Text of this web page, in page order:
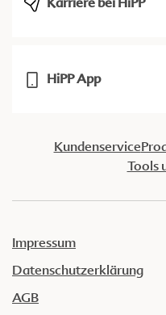
HiPP App
Kundenservice
Tools
Impressum
Datenschutzerklärung
AGB